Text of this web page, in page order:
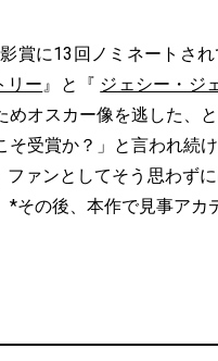
賞に13回ノミネートさ
リー』と『 ジェシー・ジ
オスカー像を逃した、と
受賞か？」と言われ続
ァンとしてそう思わずに
の後、本作で見事アカ